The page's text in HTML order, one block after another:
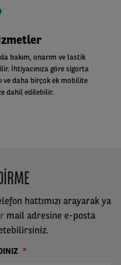
bakım, onarım ve lastik
İhtiyacınıza göre sigorta
ve daha birçok ek mobilite
dahil edilebilir.
hattımızı arayarak ya
mail adresine e-posta